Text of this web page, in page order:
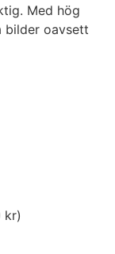
Med hög
bilder oavsett
kr)